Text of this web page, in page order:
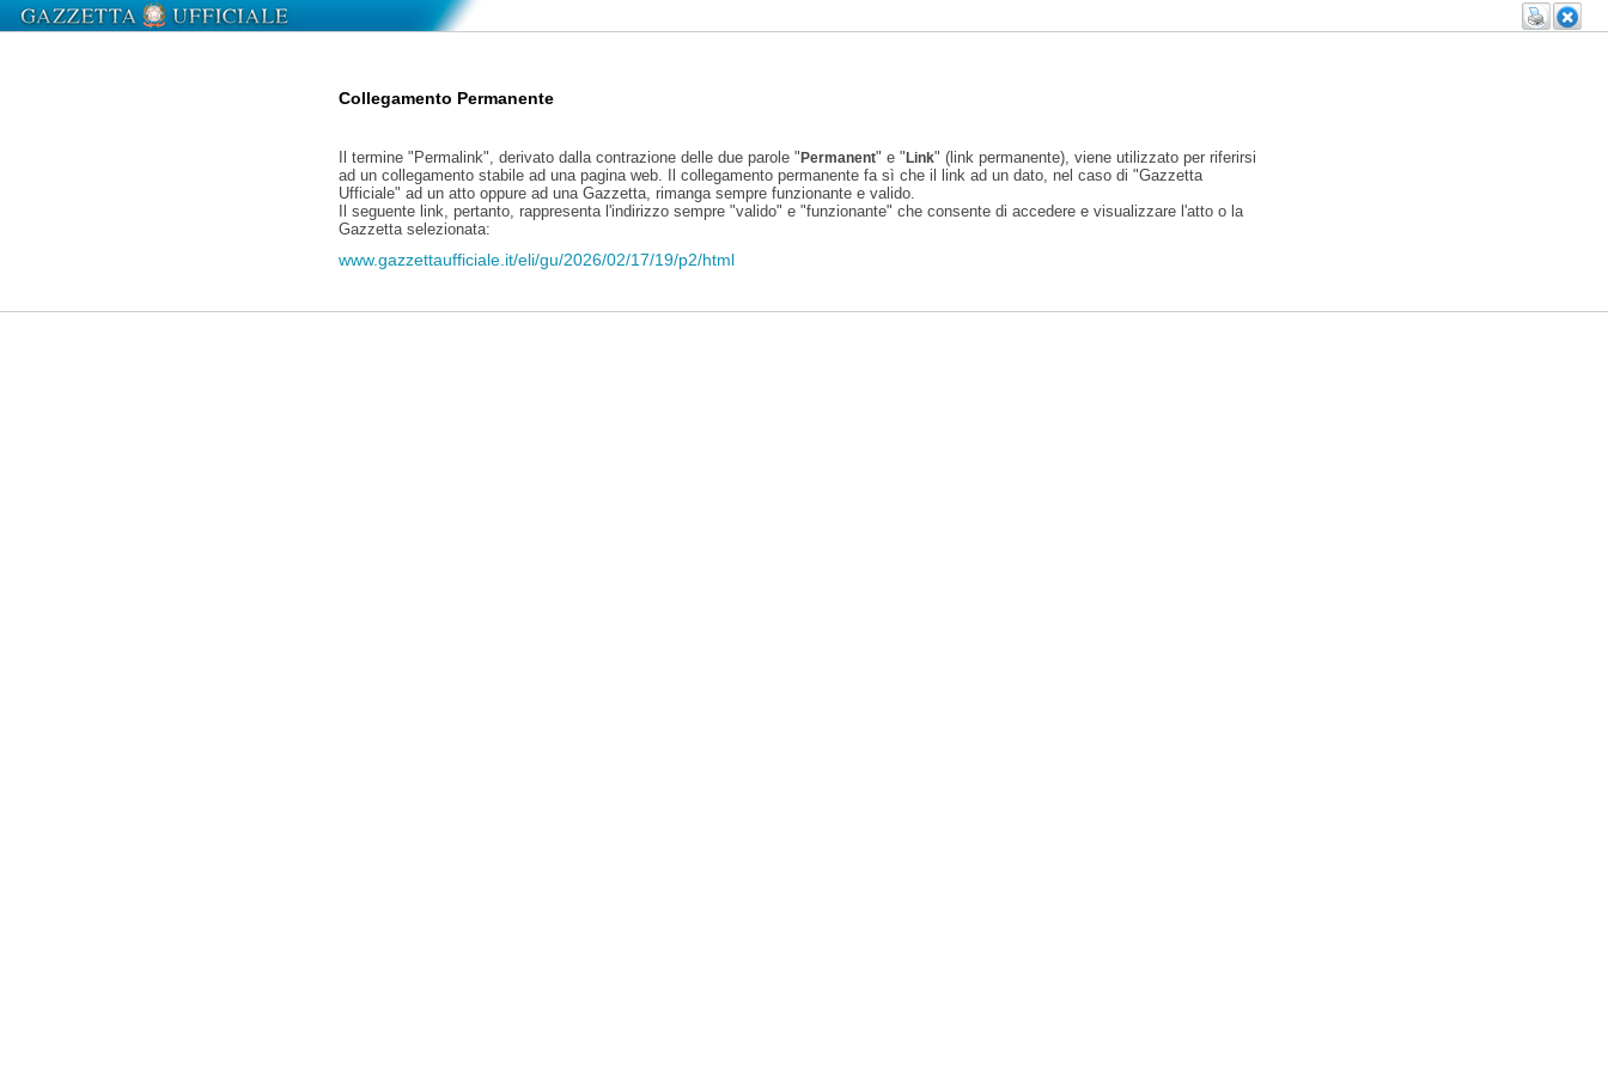
Collegamento Permanente
Il termine "Permalink", derivato dalla contrazione delle due parole "Permanent" e "Link" (link permanente), viene utilizzato per riferirsi
ad un collegamento stabile ad una pagina web. Il collegamento permanente fa sì che il link ad un dato, nel caso di "Gazzetta
Ufficiale" ad un atto oppure ad una Gazzetta, rimanga sempre funzionante e valido.
Il seguente link, pertanto, rappresenta l'indirizzo sempre "valido" e "funzionante" che consente di accedere e visualizzare l'atto o la
Gazzetta selezionata:
www.gazzettaufficiale.it/eli/gu/2026/02/17/19/p2/html